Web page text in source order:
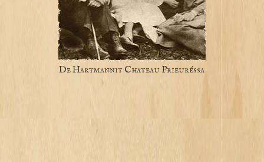
De Hartmannit Chateau Prieuréssa